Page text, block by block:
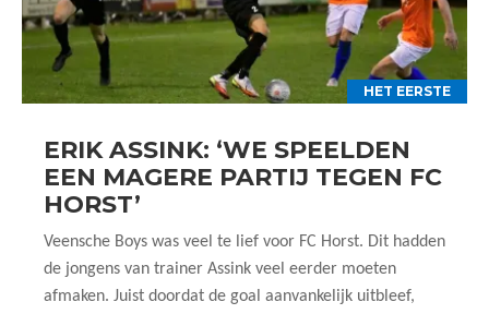
HET EERSTE
ERIK ASSINK: ‘WE SPEELDEN
EEN MAGERE PARTIJ TEGEN FC
HORST’
Veensche Boys was veel te lief voor FC Horst. Dit hadden
de jongens van trainer Assink veel eerder moeten
afmaken. Juist doordat de goal aanvankelijk uitbleef,